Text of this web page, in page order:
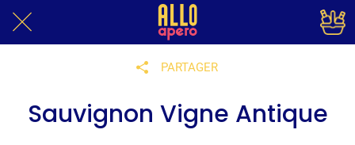
PARTAGER
Sauvignon Vigne Antique